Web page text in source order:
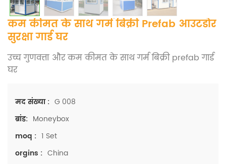
कम कीमत के साथ गर्म बिक्री Prefab आउटडोर
सुरक्षा गार्ड घर
उच्च गुणवत्ता और कम कीमत के साथ गर्म बिक्री prefab गार्ड
घर
मद संख्या : G 008
ब्रांड: Moneybox
moq : 1 Set
orgins : China